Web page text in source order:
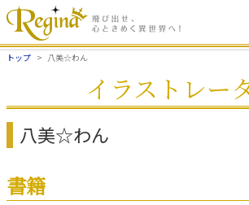
トップ 八美☆わん
イラストレー
八美☆わん
書籍